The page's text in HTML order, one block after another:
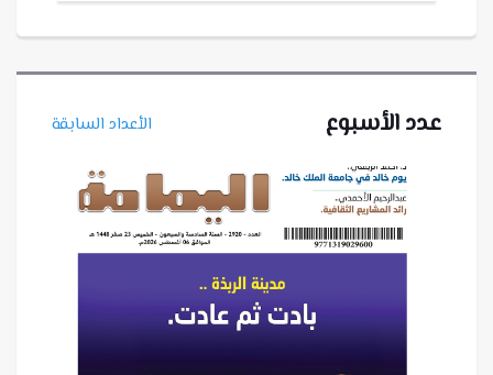
عدد الأسبوع الأعداد السابقة